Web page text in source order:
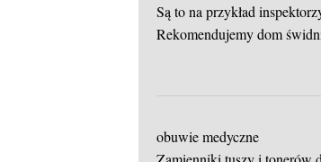
Są to na przykład
Rekomendujemy dom
obuwie medyczne